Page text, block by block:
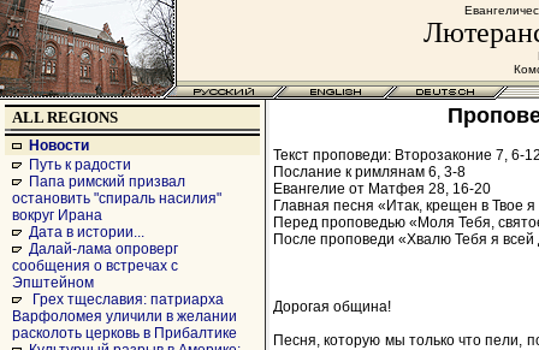
ALL REGIONS
Новости
Путь к радости
Папа римский призвал
остановить "спираль насилия"
вокруг Ирана
Дата в истории...
Далай-лама опроверг
сообщения о встречах с
Эпштейном
Грех тщеславия: патриарха
Варфоломея уличили в желании
расколоть церковь в Прибалтике
Текст проповеди: Второзаконие 7, 6-
Послание к римлянам 6, 3-8
Евангелие от Матфея 28, 16-20
Главная песня «Итак, крещен в Твое
Перед проповедью «Моля Тебя,
После проповеди «Хвалю Тебя я
Дорогая община!
Песня, которую мы только что пели,